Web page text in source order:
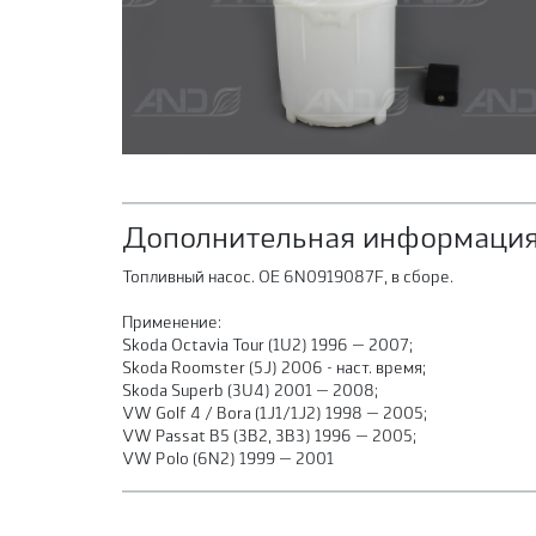
Дополнительная
Топливный насос. OE 6N0919087F, в сборе.
Применение:
Skoda Octavia Tour (1U2) 1996 — 2007;
Skoda Roomster (5J) 2006 - наст. время;
Skoda Superb (3U4) 2001 — 2008;
VW Golf 4 / Bora (1J1/1J2) 1998 — 2005;
VW Passat B5 (3B2, 3B3) 1996 — 2005;
VW Polo (6N2) 1999 — 2001